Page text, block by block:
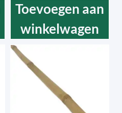
Toevoegen aan
winkelwagen